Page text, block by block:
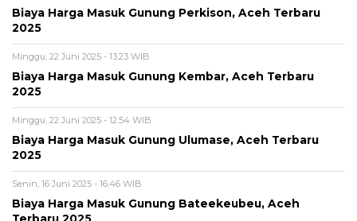
Biaya Harga Masuk Gunung Perkison, Aceh Terbaru
2025
Minggu, 22 Juni 2025 - 13:23 WIB
Biaya Harga Masuk Gunung Kembar, Aceh Terbaru
2025
Minggu, 22 Juni 2025 - 12:54 WIB
Biaya Harga Masuk Gunung Ulumase, Aceh Terbaru
2025
Senin, 16 Juni 2025 - 16:46 WIB
Biaya Harga Masuk Gunung Bateekeubeu, Aceh